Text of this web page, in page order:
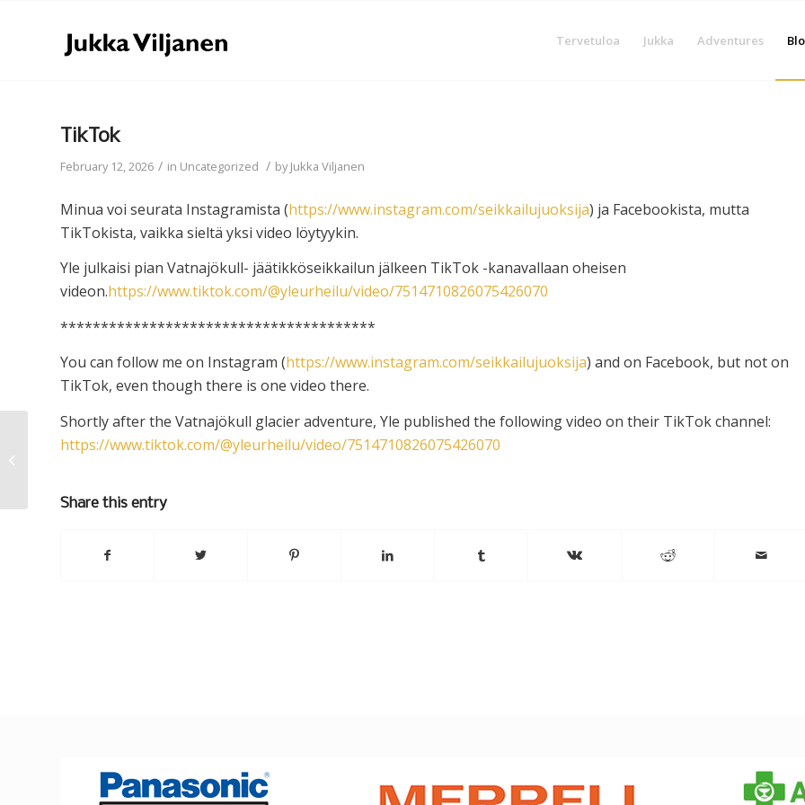
Tervetuloa Jukka Adventures
TikTok
February 12, 2026 / in Uncategorized / byJukka Viljanen
Minua voi seurata Instagramista (https://www.instagram.com/seikkailujuoksija) ja Facebookista, mutta
TikTokista, vaikka sieltä yksi video löytyykin.
Yle julkaisi pian Vatnajökull- jäätikköseikkailun jälkeen TikTok -kanavallaan oheisen
videon.https://www.tiktok.com/@yleurheilu/video/7514710826075426070
***************************************
You can follow me on Instagram (https://www.instagram.com/seikkailujuoksija) and on Facebook, but not on
TikTok, even though there is one video there.
Shortly after the Vatnajökull glacier adventure, Yle published the following video on their TikTok channel:
https://www.tiktok.com/@yleurheilu/video/7514710826075426070
Share this entry
Why be normal when you can be